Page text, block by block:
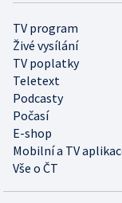
TV program
Živé vysílání
TV poplatky
Teletext
Podcasty
Počasí
E-shop
Mobilní a TV
Vše o ČT